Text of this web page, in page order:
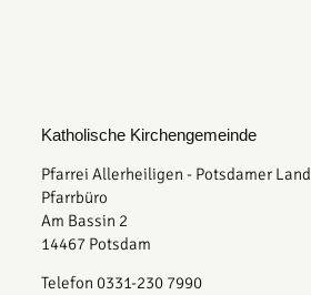
Katholische Kirchengemeinde
Pfarrei Allerheiligen - Potsdamer Land
Pfarrbüro
Am Bassin 2
14467 Potsdam
Telefon 0331-230 7990